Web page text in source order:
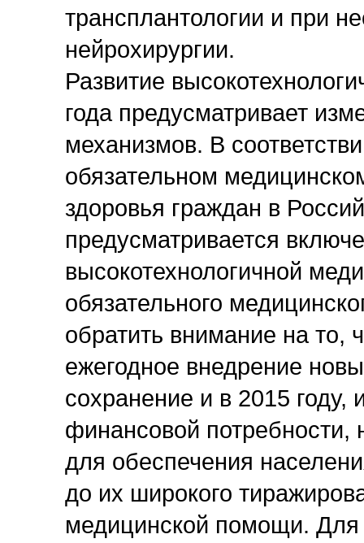
трансплантологии и при
нейрохирургии.
Развитие
года предусматривает
механизмов. В
обязательном
здоровья граждан в
предусматривается
высокотехнологичной
обязательного
обратить внимание на то,
ежегодное внедрение
сохранение и в 2015
финансовой
для обеспечения
до их широкого
медицинской помощи. Для